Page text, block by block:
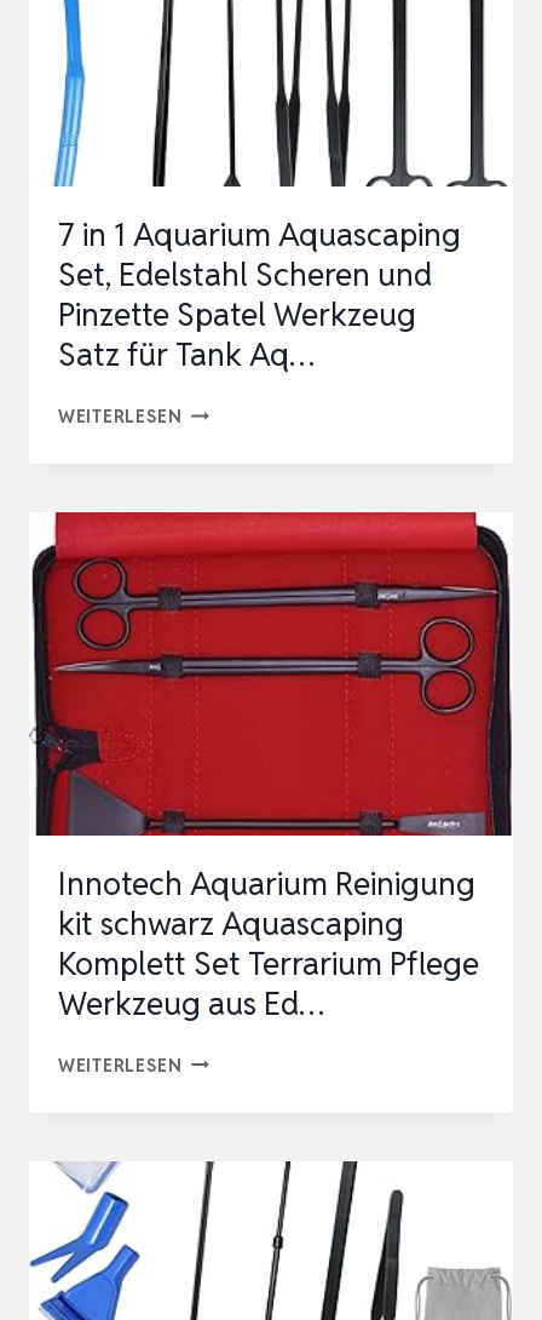
ALGENSCHABER,
GLASSCHWAMM,
KIESBESEN,
7 in 1 Aquarium Aquascaping
Set, Edelstahl Scheren und
Pinzette Spatel Werkzeug
Satz für Tank Aq…
WEITERLESEN 7
AQUARIUM
AQUASCAPING
SET,
SCHEREN
UND
PINZETTE
SPATEL
WERKZEUG
FÜR
TANK
AQ…
Innotech Aquarium Reinigung
kit schwarz Aquascaping
Komplett Set Terrarium Pflege
Werkzeug aus Ed…
WEITERLESEN INNOTECH
KIT
SCHWARZ
AQUASCAPING
KOMPLETT